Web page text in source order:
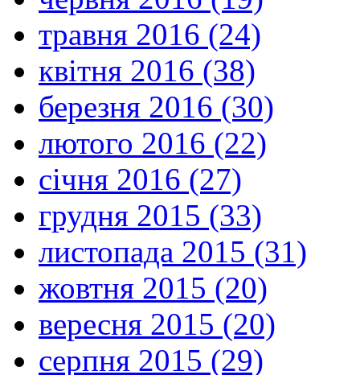
травня 2016 (24)
квітня 2016 (38)
березня 2016 (30)
лютого 2016 (22)
січня 2016 (27)
грудня 2015 (33)
листопада 2015 (31)
жовтня 2015 (20)
вересня 2015 (20)
серпня 2015 (29)